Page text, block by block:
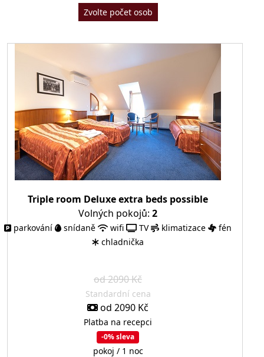
Zvolte počet osob
Triple room Deluxe extra beds possible
Volných pokojů: 2
parkování snídaně wifi TV klimatizace
fén
chladnička
od 2090 Kč
Standardní cena
od 2090 Kč
Platba na recepci
-0% sleva
pokoj / 1 noc